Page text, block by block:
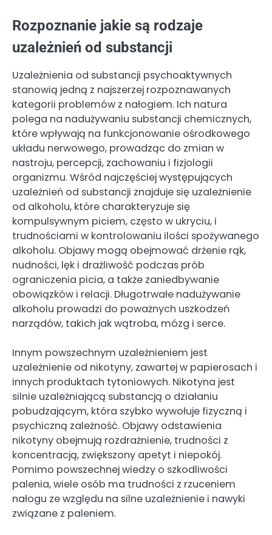
Rozpoznanie jakie są rodzaje
uzależnień od substancji
Uzależnienia od substancji psychoaktywnych
stanowią jedną z najszerzej rozpoznawanych
kategorii problemów z nałogiem. Ich natura
polega na nadużywaniu substancji chemicznych,
które wpływają na funkcjonowanie ośrodkowego
układu nerwowego, prowadząc do zmian w
nastroju, percepcji, zachowaniu i fizjologii
organizmu. Wśród najczęściej występujących
uzależnień od substancji znajduje się uzależnienie
od alkoholu, które charakteryzuje się
kompulsywnym piciem, często w ukryciu, i
trudnościami w kontrolowaniu ilości spożywanego
alkoholu. Objawy mogą obejmować drżenie rąk,
nudności, lęk i drażliwość podczas prób
ograniczenia picia, a także zaniedbywanie
obowiązków i relacji. Długotrwałe nadużywanie
alkoholu prowadzi do poważnych uszkodzeń
narządów, takich jak wątroba, mózg i serce.
Innym powszechnym uzależnieniem jest
uzależnienie od nikotyny, zawartej w papierosach i
innych produktach tytoniowych. Nikotyna jest
silnie uzależniającą substancją o działaniu
pobudzającym, która szybko wywołuje fizyczną i
psychiczną zależność. Objawy odstawienia
nikotyny obejmują rozdrażnienie, trudności z
koncentracją, zwiększony apetyt i niepokój.
Pomimo powszechnej wiedzy o szkodliwości
palenia, wiele osób ma trudności z rzuceniem
nałogu ze względu na silne uzależnienie i nawyki
związane z paleniem.